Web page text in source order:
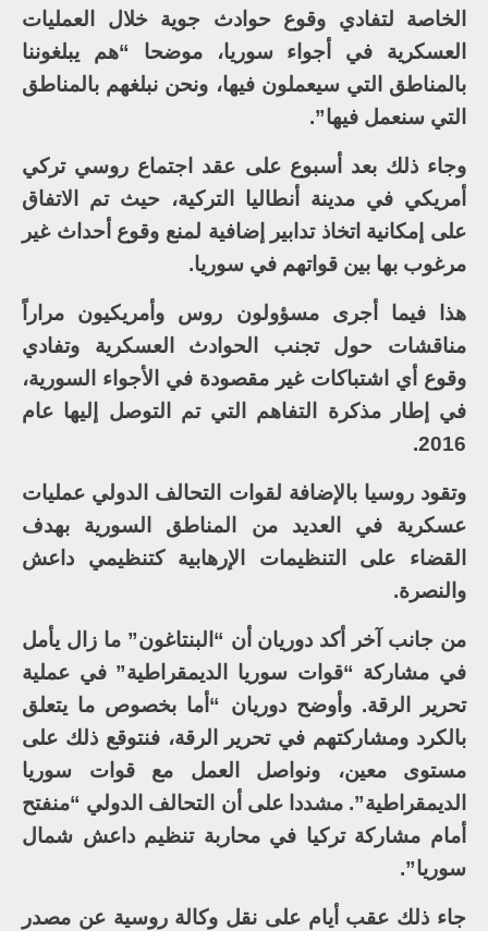
الخاصة لتفادي وقوع حوادث جوية خلال العمليات
العسكرية في أجواء سوريا، موضحا “هم يبلغوننا
بالمناطق التي سيعملون فيها، ونحن نبلغهم بالمناطق
التي سنعمل فيها”.
وجاء ذلك بعد أسبوع على عقد اجتماع روسي تركي
أمريكي في مدينة أنطاليا التركية، حيث تم الاتفاق
على إمكانية اتخاذ تدابير إضافية لمنع وقوع أحداث غير
مرغوب بها بين قواتهم في سوريا.
هذا فيما أجرى مسؤولون روس وأمريكيون مراراً
مناقشات حول تجنب الحوادث العسكرية وتفادي
وقوع أي اشتباكات غير مقصودة في الأجواء السورية،
في إطار مذكرة التفاهم التي تم التوصل إليها عام
2016.
وتقود روسيا بالإضافة لقوات التحالف الدولي عمليات
عسكرية في العديد من المناطق السورية بهدف
القضاء على التنظيمات الإرهابية كتنظيمي داعش
والنصرة.
من جانب آخر أكد دوريان أن “البنتاغون” ما زال يأمل
في مشاركة “قوات سوريا الديمقراطية” في عملية
تحرير الرقة. وأوضح دوريان “أما بخصوص ما يتعلق
بالكرد ومشاركتهم في تحرير الرقة، فنتوقع ذلك على
مستوى معين، ونواصل العمل مع قوات سوريا
الديمقراطية”. مشددا على أن التحالف الدولي “منفتح
أمام مشاركة تركيا في محاربة تنظيم داعش شمال
سوريا”.
جاء ذلك عقب أيام على نقل وكالة روسية عن مصدر